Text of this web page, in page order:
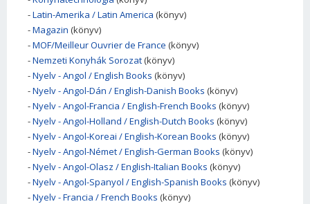
-Latin-Amerika / Latin America (könyv)
-Magazin (könyv)
-MOF/Meilleur Ouvrier de France (könyv)
-Nemzeti Konyhák Sorozat (könyv)
-Nyelv - Angol / English Books (könyv)
-Nyelv - Angol-Dán / English-Danish Books (könyv)
-Nyelv - Angol-Francia / English-French Books (könyv)
-Nyelv - Angol-Holland / English-Dutch Books (könyv)
-Nyelv - Angol-Koreai / English-Korean Books (könyv)
-Nyelv - Angol-Német / English-German Books (könyv)
-Nyelv - Angol-Olasz / English-Italian Books (könyv)
-Nyelv - Angol-Spanyol / English-Spanish Books (könyv)
-Nyelv - Francia / French Books (könyv)